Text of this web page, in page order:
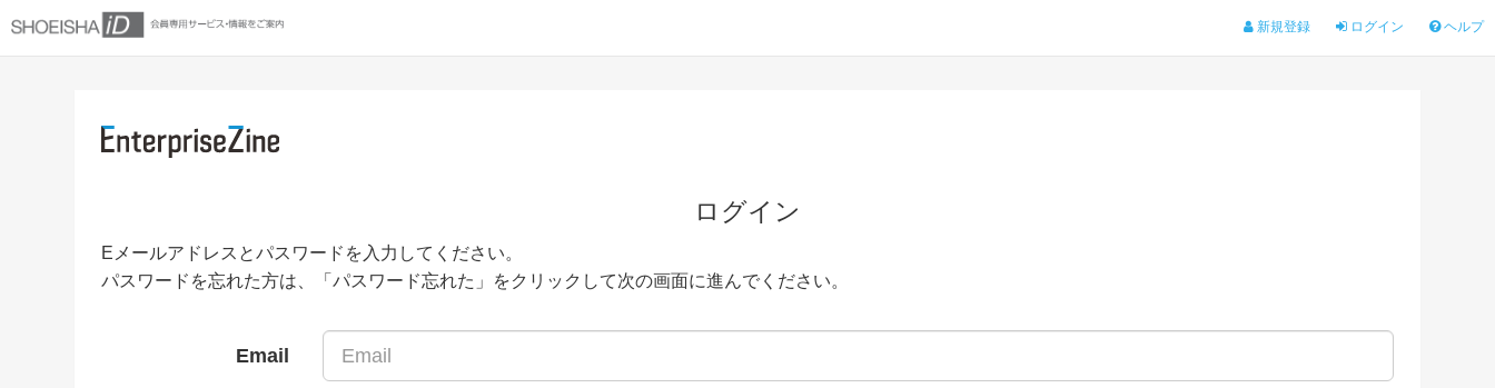
新規登録 ログイン ヘルプ
ログイン
Eメールアドレスとパスワードを入力してください。
パスワードを忘れた方は、「パスワード忘れた」をクリックして次の画面に進んでください。
Email